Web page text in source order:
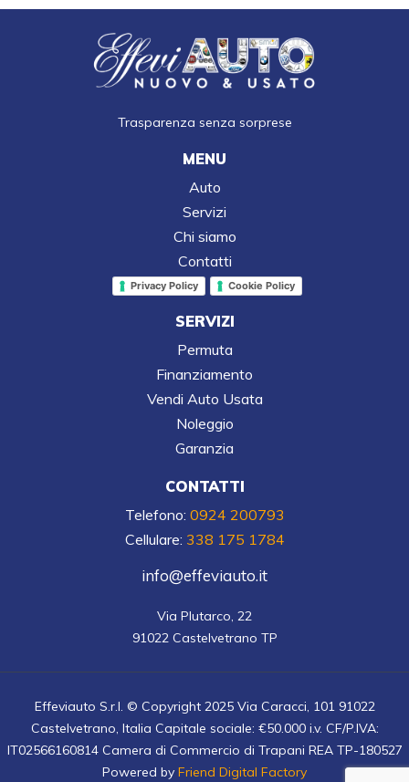
Trasparenza senza sorprese
MENU
Auto
Servizi
Chi siamo
Contatti
Privacy Policy Cookie Policy
SERVIZI
Permuta
Finanziamento
Vendi Auto Usata
Noleggio
Garanzia
CONTATTI
Telefono: 0924 200793
Cellulare: 338 175 1784
info@effeviauto.it
Via Plutarco, 22
91022 Castelvetrano TP
Effeviauto S.r.l. © Copyright 2025 Via Caracci, 101 91022
Castelvetrano, Italia Capitale sociale: €50.000 i.v. CF/P.IVA:
IT02566160814 Camera di Commercio di Trapani REA TP-180527
Powered by Friend Digital Factory